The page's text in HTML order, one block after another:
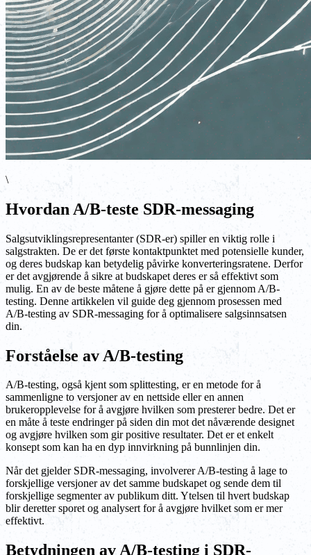
\
Hvordan A/B-teste SDR-messaging
Salgsutviklingsrepresentanter (SDR-er) spiller en viktig rolle i
salgstrakten. De er det første kontaktpunktet med potensielle kunder,
og deres budskap kan betydelig påvirke konverteringsratene. Derfor
er det avgjørende å sikre at budskapet deres er så effektivt som
mulig. En av de beste måtene å gjøre dette på er gjennom A/B-
testing. Denne artikkelen vil guide deg gjennom prosessen med
A/B-testing av SDR-messaging for å optimalisere salgsinnsatsen
din.
Forståelse av A/B-testing
A/B-testing, også kjent som splittesting, er en metode for å
sammenligne to versjoner av en nettside eller en annen
brukeropplevelse for å avgjøre hvilken som presterer bedre. Det er
en måte å teste endringer på siden din mot det nåværende designet
og avgjøre hvilken som gir positive resultater. Det er et enkelt
konsept som kan ha en dyp innvirkning på bunnlinjen din.
Når det gjelder SDR-messaging, involverer A/B-testing å lage to
forskjellige versjoner av det samme budskapet og sende dem til
forskjellige segmenter av publikum ditt. Ytelsen til hvert budskap
blir deretter sporet og analysert for å avgjøre hvilket som er mer
effektivt.
Betydningen av A/B-testing i SDR-